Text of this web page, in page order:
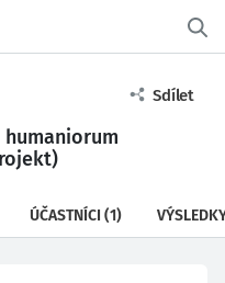
Sdílet
ÚČASTNÍCI (1)